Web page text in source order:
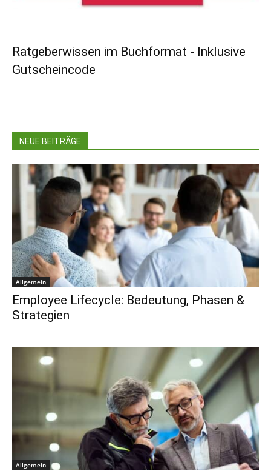
Ratgeberwissen im Buchformat - Inklusive
Gutscheincode
NEUE BEITRÄGE
Allgemein
Employee Lifecycle: Bedeutung, Phasen &
Strategien
Allgemein